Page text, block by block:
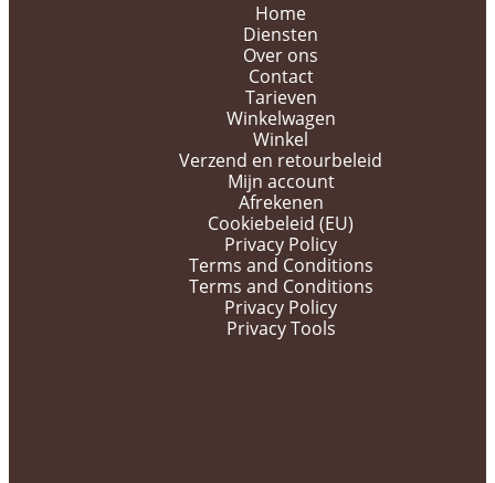
Home
Diensten
Over ons
Contact
Tarieven
Winkelwagen
Winkel
Verzend en retourbeleid
Mijn account
Afrekenen
Cookiebeleid (EU)
Privacy Policy
Terms and Conditions
Terms and Conditions
Privacy Policy
Privacy Tools